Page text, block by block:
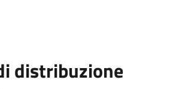
distribuzione